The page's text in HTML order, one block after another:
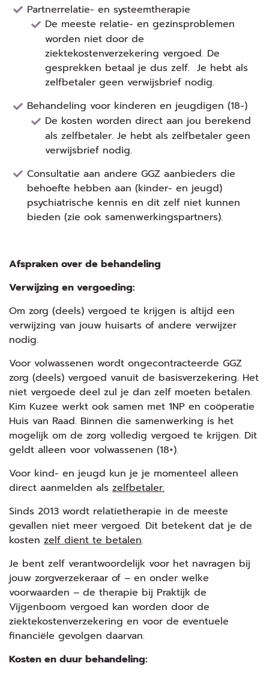
Partnerrelatie- en systeemtherapie
De meeste relatie- en gezinsproblemen
worden niet door de
ziektekostenverzekering vergoed. De
gesprekken betaal je dus zelf. Je hebt als
zelfbetaler geen verwijsbrief nodig.
Behandeling voor kinderen en jeugdigen (18-)
De kosten worden direct aan jou berekend
als zelfbetaler. Je hebt als zelfbetaler geen
verwijsbrief nodig.
Consultatie aan andere GGZ aanbieders die
behoefte hebben aan (kinder- en jeugd)
psychiatrische kennis en dit zelf niet kunnen
bieden (zie ook samenwerkingspartners).
Afspraken over de behandeling
Verwijzing en vergoeding:
Om zorg (deels) vergoed te krijgen is altijd een
verwijzing van jouw huisarts of andere verwijzer
nodig.
Voor volwassenen wordt ongecontracteerde GGZ
zorg (deels) vergoed vanuit de basisverzekering. Het
niet vergoede deel zul je dan zelf moeten betalen.
Kim Kuzee werkt ook samen met 1NP en coöperatie
Huis van Raad. Binnen die samenwerking is het
mogelijk om de zorg volledig vergoed te krijgen. Dit
geldt alleen voor volwassenen (18+).
Voor kind- en jeugd kun je je momenteel alleen
direct aanmelden als zelfbetaler.
Sinds 2013 wordt relatietherapie in de meeste
gevallen niet meer vergoed. Dit betekent dat je de
kosten zelf dient te betalen.
Je bent zelf verantwoordelijk voor het navragen bij
jouw zorgverzekeraar of – en onder welke
voorwaarden – de therapie bij Praktijk de
Vijgenboom vergoed kan worden door de
ziektekostenverzekering en voor de eventuele
financiële gevolgen daarvan.
Kosten en duur behandeling: